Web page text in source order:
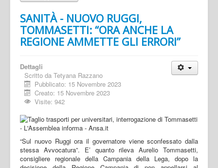
SANITÀ - NUOVO RUGGI,
TOMMASETTI: “ORA ANCHE LA
REGIONE AMMETTE GLI ERRORI”
Dettagli
Scritto da Tetyana Razzano
Pubblicato: 15 Novembre 2023
Creato: 15 Novembre 2023
Visite: 942
“Sul nuovo Ruggi ora il governatore viene sconfessato dalla
stessa Avvocatura”. E’ quanto rileva Aurelio Tommasetti,
consigliere regionale della Campania della Lega, dopo la